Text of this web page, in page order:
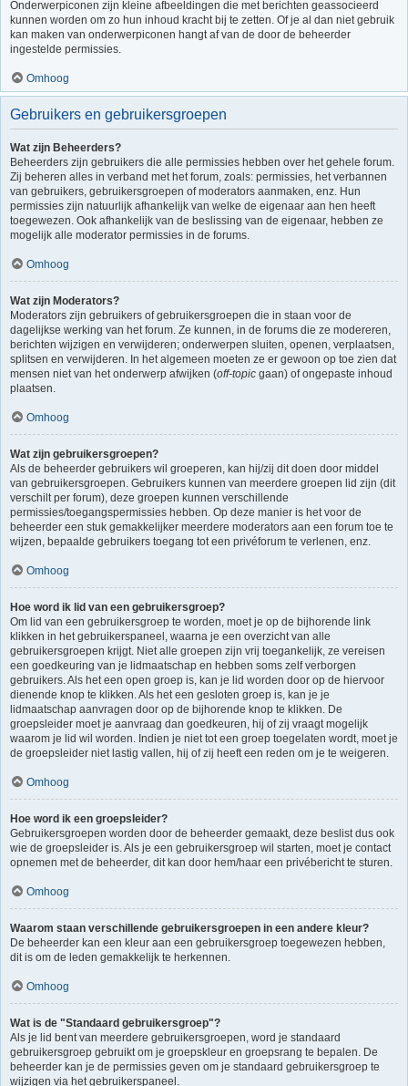
Onderwerpiconen zijn kleine afbeeldingen die met berichten geassocieerd
kunnen worden om zo hun inhoud kracht bij te zetten. Of je al dan niet gebruik
kan maken van onderwerpiconen hangt af van de door de beheerder
ingestelde permissies.
Omhoog
Gebruikers en gebruikersgroepen
Wat zijn Beheerders?
Beheerders zijn gebruikers die alle permissies hebben over het gehele forum.
Zij beheren alles in verband met het forum, zoals: permissies, het verbannen
van gebruikers, gebruikersgroepen of moderators aanmaken, enz. Hun
permissies zijn natuurlijk afhankelijk van welke de eigenaar aan hen heeft
toegewezen. Ook afhankelijk van de beslissing van de eigenaar, hebben ze
mogelijk alle moderator permissies in de forums.
Omhoog
Wat zijn Moderators?
Moderators zijn gebruikers of gebruikersgroepen die in staan voor de
dagelijkse werking van het forum. Ze kunnen, in de forums die ze modereren,
berichten wijzigen en verwijderen; onderwerpen sluiten, openen, verplaatsen,
splitsen en verwijderen. In het algemeen moeten ze er gewoon op toe zien dat
mensen niet van het onderwerp afwijken (off-topic gaan) of ongepaste inhoud
plaatsen.
Omhoog
Wat zijn gebruikersgroepen?
Als de beheerder gebruikers wil groeperen, kan hij/zij dit doen door middel
van gebruikersgroepen. Gebruikers kunnen van meerdere groepen lid zijn (dit
verschilt per forum), deze groepen kunnen verschillende
permissies/toegangspermissies hebben. Op deze manier is het voor de
beheerder een stuk gemakkelijker meerdere moderators aan een forum toe te
wijzen, bepaalde gebruikers toegang tot een privéforum te verlenen, enz.
Omhoog
Hoe word ik lid van een gebruikersgroep?
Om lid van een gebruikersgroep te worden, moet je op de bijhorende link
klikken in het gebruikerspaneel, waarna je een overzicht van alle
gebruikersgroepen krijgt. Niet alle groepen zijn vrij toegankelijk, ze vereisen
een goedkeuring van je lidmaatschap en hebben soms zelf verborgen
gebruikers. Als het een open groep is, kan je lid worden door op de hiervoor
dienende knop te klikken. Als het een gesloten groep is, kan je je
lidmaatschap aanvragen door op de bijhorende knop te klikken. De
groepsleider moet je aanvraag dan goedkeuren, hij of zij vraagt mogelijk
waarom je lid wil worden. Indien je niet tot een groep toegelaten wordt, moet je
de groepsleider niet lastig vallen, hij of zij heeft een reden om je te weigeren.
Omhoog
Hoe word ik een groepsleider?
Gebruikersgroepen worden door de beheerder gemaakt, deze beslist dus ook
wie de groepsleider is. Als je een gebruikersgroep wil starten, moet je contact
opnemen met de beheerder, dit kan door hem/haar een privébericht te sturen.
Omhoog
Waarom staan verschillende gebruikersgroepen in een andere kleur?
De beheerder kan een kleur aan een gebruikersgroep toegewezen hebben,
dit is om de leden gemakkelijk te herkennen.
Omhoog
Wat is de "Standaard gebruikersgroep"?
Als je lid bent van meerdere gebruikersgroepen, word je standaard
gebruikersgroep gebruikt om je groepskleur en groepsrang te bepalen. De
beheerder kan je de permissies geven om je standaard gebruikersgroep te
wijzigen via het gebruikerspaneel.